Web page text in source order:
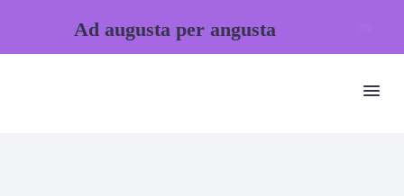
Ad augusta per angusta